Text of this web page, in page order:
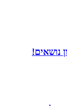
נושאים!